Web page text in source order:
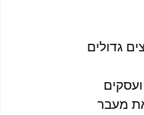
גדולים
מעבר